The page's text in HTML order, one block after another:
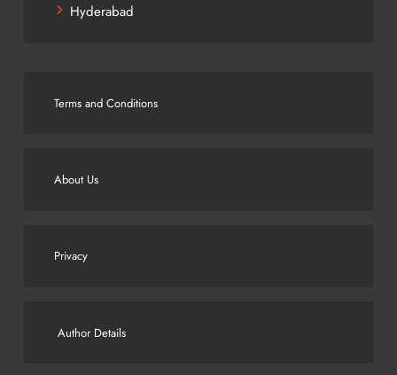
Hyderabad
Terms and Conditions
About Us
Privacy
Author Details